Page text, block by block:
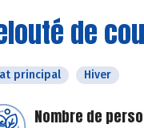
de
principal Hiver
Nombre de